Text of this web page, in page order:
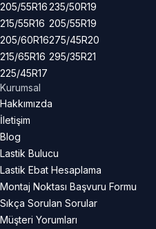
205/55R16
215/55R16
205/60R16
215/65R16
225/45R17
235/50R19
205/55R19
275/45R20
295/35R21
Kurumsal
Hakkımızda
İletişim
Blog
Lastik Bulucu
Lastik Ebat Hesaplama
Montaj Noktası Başvuru Formu
Sıkça Sorulan Sorular
Müşteri Yorumları